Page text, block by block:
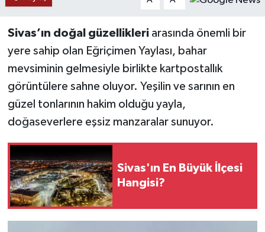
Sivas’ın doğal güzellikleriarasında önemli bir
yere sahip olan Eğriçimen Yaylası, bahar
mevsiminin gelmesiyle birlikte kartpostallık
görüntülere sahne oluyor. Yeşilin ve sarının en
güzel tonlarının hakim olduğu yayla,
doğaseverlere eşsiz manzaralar sunuyor.
Sivas'ın En Büyük İlçesi
Hangisi?